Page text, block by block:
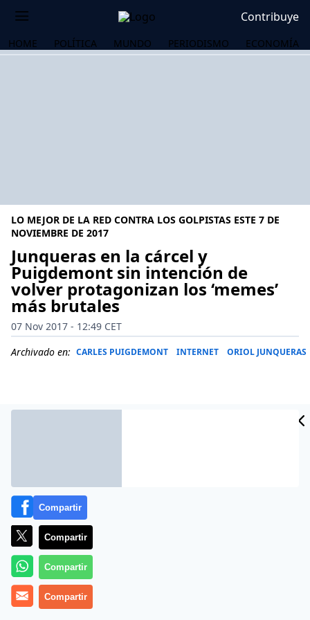
Contribuye
HOME POLÍTICA MUNDO PERIODISMO ECONOMÍA
LO MEJOR DE LA RED CONTRA LOS GOLPISTAS ESTE 7 DE
NOVIEMBRE DE 2017
Junqueras en la cárcel y
Puigdemont sin intención de
volver protagonizan los ‘memes’
más brutales
07 Nov 2017 - 12:49 CET
Archivado en: CARLES PUIGDEMONT INTERNET ORIOL JUNQUERAS
Con una parte de los golpistas en la cárcel por prisión
preventiva y otros en cobarde huida en Bruselas, el
independentismo está dividido y entre los que apoyan
Compartir
Compartir
Compartir
Compartir